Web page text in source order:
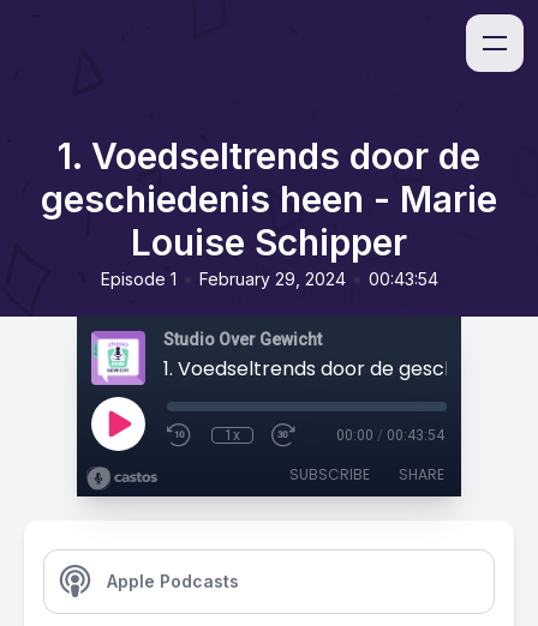
1. Voedseltrends door de
geschiedenis heen - Marie
Louise Schipper
Episode 1 February 29, 2024 00:43:54
Studio Over Gewicht
1x 00:00 / 00:43:54
SUBSCRIBE SHARE
Apple Podcasts